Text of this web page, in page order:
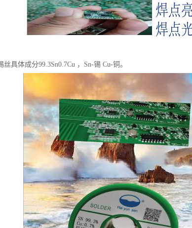
具体成分99.3Sn0.7Cu ，Sn-锡 Cu-铜。